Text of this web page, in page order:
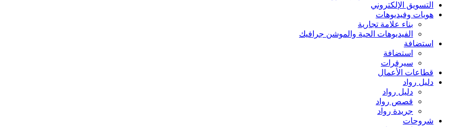
التسويق الإلكتروني
هويات وفيديوهات
بناء علامة تجارية
الفيديوهات الحية والموشن جرافيك
استضافة
استضافة
سيرفرات
قطاعات الأعمال
دليل رواد
دليل رواد
قصص رواد
جريدة رواد
شروحات